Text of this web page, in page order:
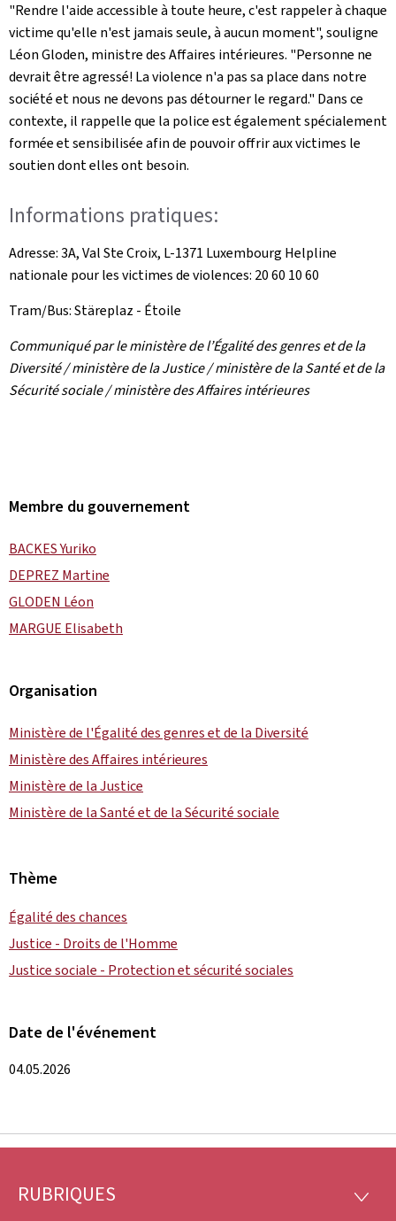
"Rendre l'aide accessible à toute heure, c'est rappeler à chaque
victime qu'elle n'est jamais seule, à aucun moment", souligne
Léon Gloden, ministre des Affaires intérieures. "Personne ne
devrait être agressé! La violence n'a pas sa place dans notre
société et nous ne devons pas détourner le regard." Dans ce
contexte, il rappelle que la police est également spécialement
formée et sensibilisée afin de pouvoir offrir aux victimes le
soutien dont elles ont besoin.
Informations pratiques:
Adresse: 3A, Val Ste Croix, L-1371 Luxembourg Helpline
nationale pour les victimes de violences: 20 60 10 60
Tram/Bus: Stäreplaz - Étoile
Communiqué par le ministère de l’Égalité des genres et de la
Diversité / ministère de la Justice / ministère de la Santé et de la
Sécurité sociale / ministère des Affaires intérieures
Membre du gouvernement
BACKES Yuriko
DEPREZ Martine
GLODEN Léon
MARGUE Elisabeth
Organisation
Ministère de l'Égalité des genres et de la Diversité
Ministère des Affaires intérieures
Ministère de la Justice
Ministère de la Santé et de la Sécurité sociale
Thème
Égalité des chances
Justice - Droits de l'Homme
Justice sociale - Protection et sécurité sociales
Date de l'événement
04.05.2026
Pied
RUBRIQUES